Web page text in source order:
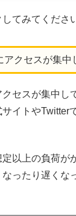
てみてくださ
アクセスが集中
セスが集中し
イトやTwitter
以上の負荷が
ったり遅くな